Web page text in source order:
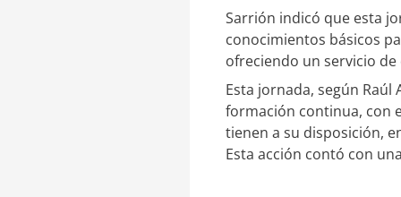
Sarrión indicó que esta
conocimientos básicos
ofreciendo un servicio de
Esta jornada, según Raúl
formación continua, con
tienen a su disposición,
Esta acción contó con